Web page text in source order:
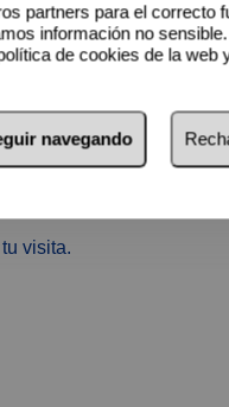
tales como:
deportivas, campos de
transportes públicos.
en la Costa del Sol.
visita.
partners para el
información no
de cookies de la
navegando